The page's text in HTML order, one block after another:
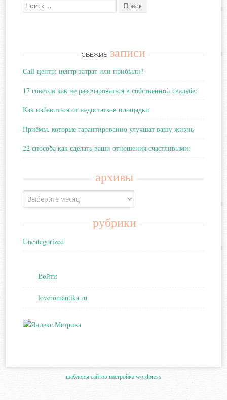
Поиск:
СВЕЖИЕ записи
Call-центр: центр затрат или прибыли?
17 советов как не разочароваться в собственной свадьбе:
Как избавиться от недостатков площадки
Приёмы, которые гарантированно улучшат вашу жизнь
22 способа как сделать ваши отношения счастливыми:
архивы
Архивы
рубрики
Uncategorized
Войти
loveromantika.ru
шаблоны сайтовнастройка wordpress